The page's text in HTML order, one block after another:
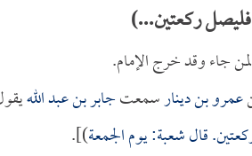
ركعتين...)
جاء وقد خرج الإمام.
عمرو بن دينارسمعتجابر بن عبد الله
قالشعبة: يوم الجمعة)].